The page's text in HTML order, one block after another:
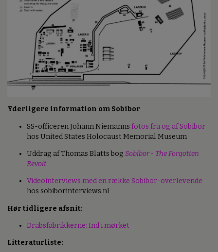
Yderligere information om Sobibor
SS-officeren Johann Niemanns fotos fra og af Sobibor
hos United States Holocaust Memorial Museum
Uddrag af Thomas Blatts bog Sobibor - The Forgotten
Revolt
Videointerviews med en række Sobibor-overlevende
hos sobiborinterviews.nl
Hør tidligere afsnit:
Drabsfabrikkerne: Ind i mørket
Litteraturliste: